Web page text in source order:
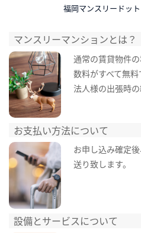
福岡マンスリードッ
マンスリーマンションとは？
通常の賃貸物件
数料がすべて無料
法人様の出張時
お支払い方法について
お申し込み確定
送り致します。
設備とサービスについて